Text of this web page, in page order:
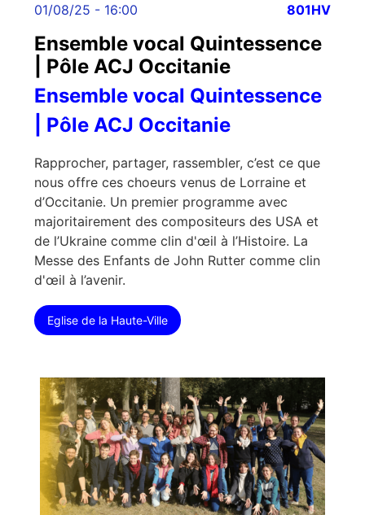
01/08/25 - 16:00 801HV
Ensemble vocal Quintessence
| Pôle ACJ Occitanie
Ensemble vocal Quintessence
| Pôle ACJ Occitanie
Rapprocher, partager, rassembler, c’est ce que
nous offre ces choeurs venus de Lorraine et
d’Occitanie. Un premier programme avec
majoritairement des compositeurs des USA et
de l’Ukraine comme clin d'œil à l’Histoire. La
Messe des Enfants de John Rutter comme clin
d'œil à l’avenir.
Eglise de la Haute-Ville